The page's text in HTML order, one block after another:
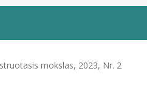
mokslas, 2023, Nr. 2